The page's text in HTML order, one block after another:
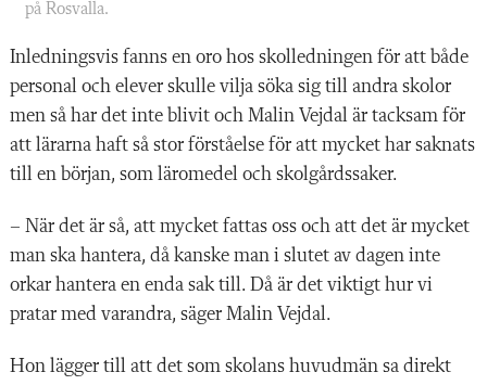
på Rosvalla.
Inledningsvis fanns en oro hos skolledningen för att både
personal och elever skulle vilja söka sig till andra skolor
men så har det inte blivit och Malin Vejdal är tacksam för
att lärarna haft så stor förståelse för att mycket har saknats
till en början, som läromedel och skolgårdssaker.
– När det är så, att mycket fattas oss och att det är mycket
man ska hantera, då kanske man i slutet av dagen inte
orkar hantera en enda sak till. Då är det viktigt hur vi
pratar med varandra, säger Malin Vejdal.
Hon lägger till att det som skolans huvudmän sa direkt